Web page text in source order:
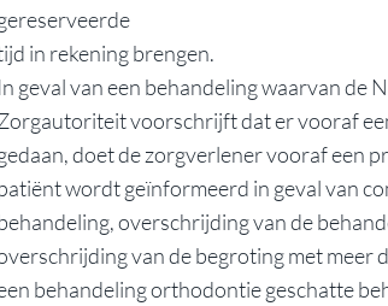
in rekening brengen.
In geval van een behandeling waarvan de
voorschrijft dat er vooraf
doet de zorgverlener vooraf een
wordt geïnformeerd in geval van
overschrijding van de
van de begroting met meer
behandeling orthodontie geschatte